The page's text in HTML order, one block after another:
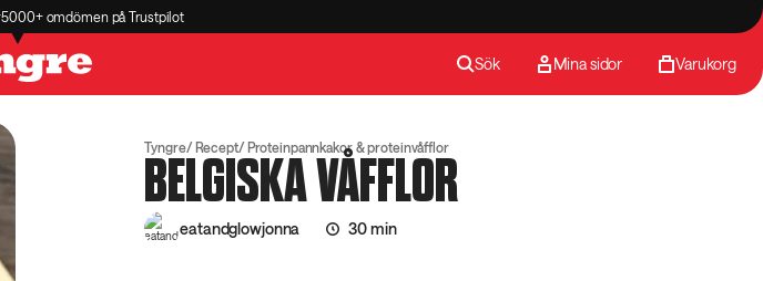
5000+ omdömen på Trustpilot
Sök Mina sidor Varukorg
Tyngre Recept Proteinpannkakor & proteinvåfflor
BELGISKA VÅFFLOR
eatandglowjonna 30 min